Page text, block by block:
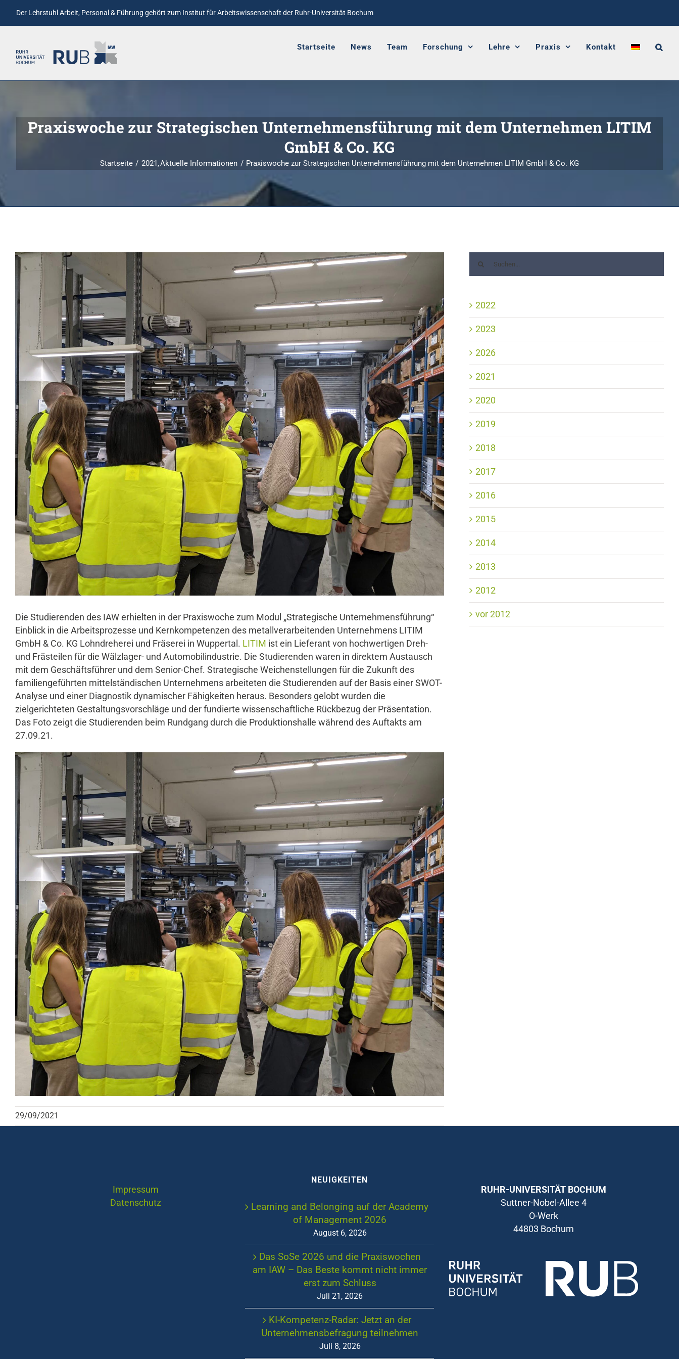
Der Lehrstuhl Arbeit, Personal & Führung gehört zum Institut für Arbeitswissenschaft der Ruhr-Universität Bochum
Startseite News Team Forschung Lehre Praxis Kontakt
Praxiswoche zur Strategischen Unternehmensführung mit dem Unternehmen LITIM
GmbH & Co. KG
Startseite 2021 Aktuelle Informationen Praxiswoche zur Strategischen Unternehmensführung mit dem Unternehmen LITIM GmbH & Co. KG
Die Studierenden des IAW erhielten in der Praxiswoche zum Modul „Strategische Unternehmensführung“
Einblick in die Arbeitsprozesse und Kernkompetenzen des metallverarbeitenden Unternehmens LITIM
GmbH & Co. KG Lohndreherei und Fräserei in Wuppertal. LITIM ist ein Lieferant von hochwertigen Dreh-
und Frästeilen für die Wälzlager- und Automobilindustrie. Die Studierenden waren in direktem Austausch
mit dem Geschäftsführer und dem Senior-Chef. Strategische Weichenstellungen für die Zukunft des
familiengeführten mittelständischen Unternehmens arbeiteten die Studierenden auf der Basis einer SWOT-
Analyse und einer Diagnostik dynamischer Fähigkeiten heraus. Besonders gelobt wurden die
zielgerichteten Gestaltungsvorschläge und der fundierte wissenschaftliche Rückbezug der Präsentation.
Das Foto zeigt die Studierenden beim Rundgang durch die Produktionshalle während des Auftakts am
27.09.21.
29/09/2021
2022
2023
2026
2021
2020
2019
2018
2017
2016
2015
2014
2013
2012
vor 2012
Impressum
Datenschutz
NEUIGKEITEN
Learning and Belonging auf der Academy
of Management 2026
August 6, 2026
Das SoSe 2026 und die Praxiswochen
am IAW – Das Beste kommt nicht immer
erst zum Schluss
Juli 21, 2026
KI-Kompetenz-Radar: Jetzt an der
Unternehmensbefragung teilnehmen
Juli 8, 2026
RUHR-UNIVERSITÄT BOCHUM
Suttner-Nobel-Allee 4
O-Werk
44803 Bochum